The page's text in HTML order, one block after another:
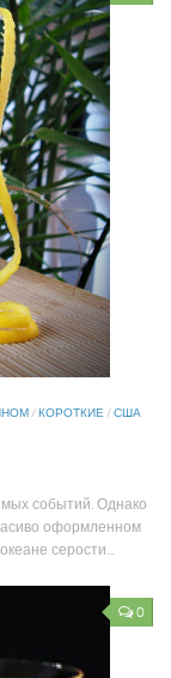
/КОРОТКИЕ/США
событий. Однако
оформленном
серости...
0